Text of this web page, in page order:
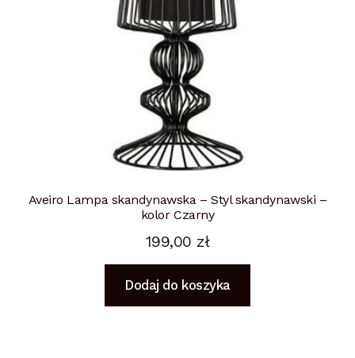
Aveiro Lampa skandynawska – Styl skandynawski –
kolor Czarny
199,00 zł
Dodaj do koszyka